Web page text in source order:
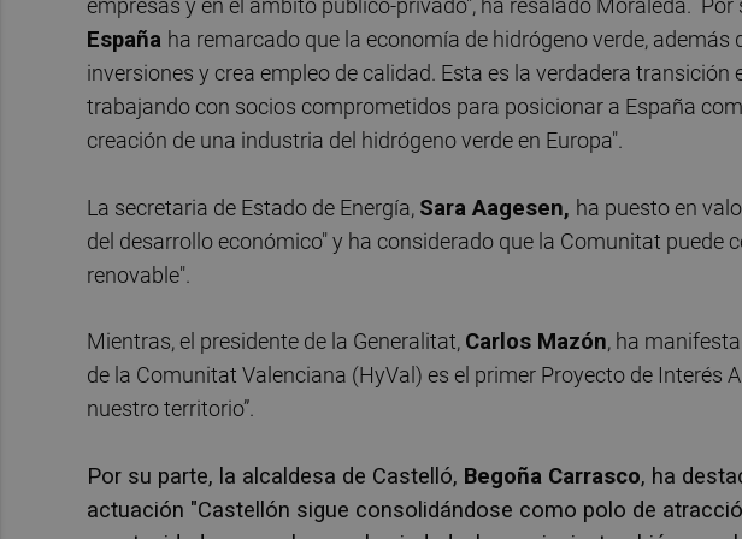
empresas y en el ámbito público-privado", ha resalado Moraleda. Por
España ha remarcado que la economía de hidrógeno verde, además
inversiones y crea empleo de calidad. Esta es la verdadera
trabajando con socios comprometidos para posicionar a España
creación de una industria del hidrógeno verde en Europa".
La secretaria de Estado de Energía, Sara Aagesen, ha puesto en
del desarrollo económico" y ha considerado que la Comunitat puede
renovable".
Mientras, el presidente de la Generalitat, Carlos Mazón, ha
de la Comunitat Valenciana (HyVal) es el primer Proyecto de Interés
nuestro territorio”.
Por su parte, la alcaldesa de Castelló, Begoña Carrasco, ha
actuación "Castellón sigue consolidándose como polo de